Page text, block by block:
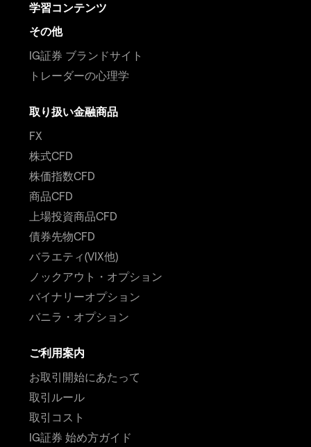
学習コンテンツ
その他
IG証券 ブランドサイト
トレーダーの心理学
取り扱い金融商品
FX
株式CFD
株価指数CFD
商品CFD
上場投資商品CFD
債券先物CFD
バラエティ(VIX他)
ノックアウト・オプション
バイナリーオプション
バニラ・オプション
ご利用案内
お取引開始にあたって
取引ルール
取引コスト
IG証券 始め方ガイド